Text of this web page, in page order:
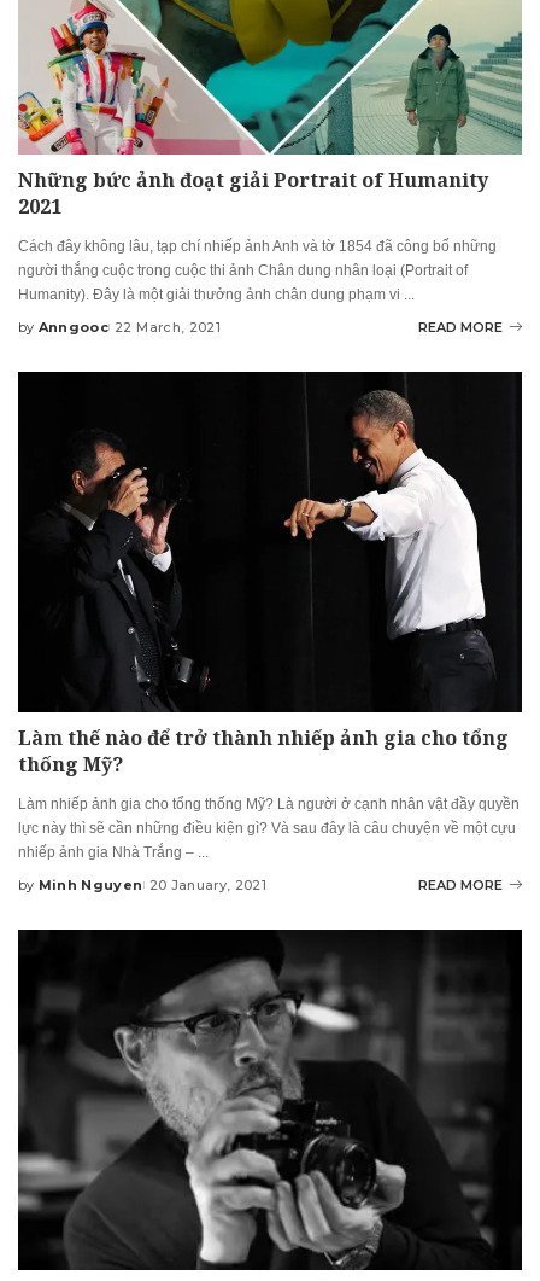
Những bức ảnh đoạt giải Portrait of Humanity
2021
Cách đây không lâu, tạp chí nhiếp ảnh Anh và tờ 1854 đã công bố những
người thắng cuộc trong cuộc thi ảnh Chân dung nhân loại (Portrait of
Humanity). Đây là một giải thưởng ảnh chân dung phạm vi
Posted
by Anngooc 22 March, 2021 READ MORE
Làm thế nào để trở thành nhiếp ảnh gia cho tổng
thống Mỹ?
Làm nhiếp ảnh gia cho tổng thống Mỹ? Là người ở cạnh nhân vật đầy quyền
lực này thì sẽ cần những điều kiện gì? Và sau đây là câu chuyện về một cựu
nhiếp ảnh gia Nhà Trắng – ...
Posted
by Minh Nguyen 20 January, 2021 READ MORE